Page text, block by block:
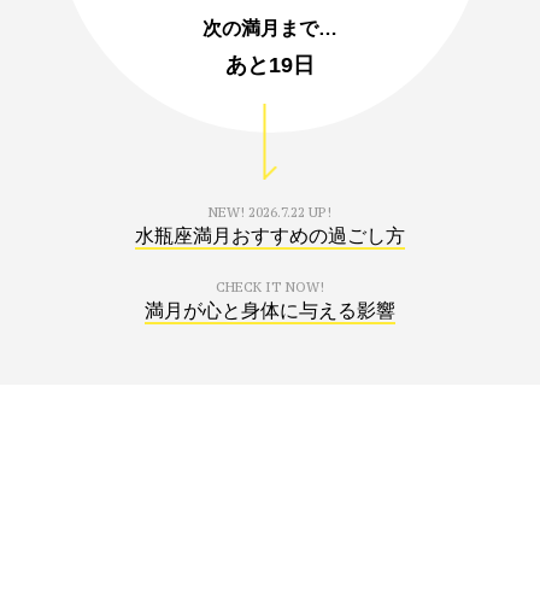
次の満月まで…
あと 19日
NEW! 2026.7.22 UP!
水瓶座満月おすすめの過ごし方
CHECK IT NOW!
満月が心と身体に与える影響